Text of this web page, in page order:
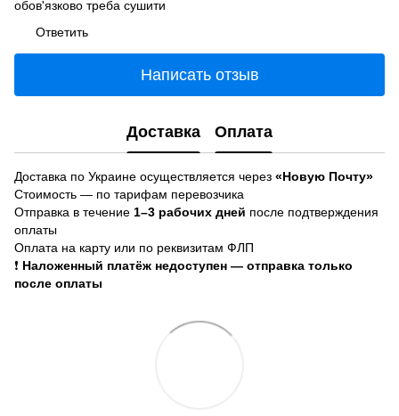
обов'язково треба сушити
Ответить
Написать отзыв
Доставка Оплата
Доставка по Украине осуществляется через «Новую Почту»
Стоимость — по тарифам перевозчика
Отправка в течение 1–3 рабочих дней после подтверждения
оплаты
Оплата на карту или по реквизитам ФЛП
❗ Наложенный платёж недоступен — отправка только
после оплаты